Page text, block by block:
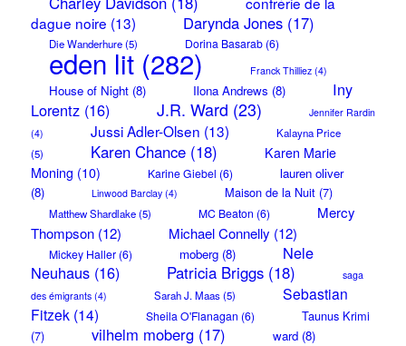
dague noire (13) Darynda Jones(17)
Die Wanderhure(5) Dorina Basarab(6)
eden lit(282) Franck Thilliez(4)
House of Night(8) Ilona Andrews (8)
Iny
Lorentz(16) J.R. Ward (23)
Jennifer Rardin
(4)
Jussi Adler-Olsen (13)
Kalayna Price
(5)
Karen Chance(18)
Karen Marie
Moning (10) Karine Giebel (6)
lauren oliver
(8)
Linwood Barclay(4) Maison de la Nuit(7)
Matthew Shardlake(5) MC Beaton (6)
Mercy
Thompson(12) Michael Connelly (12)
Mickey Haller(6) moberg(8)
Nele
Neuhaus(16) Patricia Briggs(18)
saga
des émigrants(4) Sarah J. Maas(5)
Sebastian
Fitzek(14) Sheila O'Flanagan (6)
Taunus Krimi
(7)
vilhelm moberg(17) ward(8)